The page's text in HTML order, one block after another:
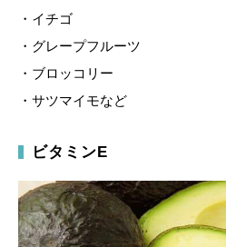
・イチゴ
・グレープフルーツ
・ブロッコリー
・サツマイモなど
ビタミンE